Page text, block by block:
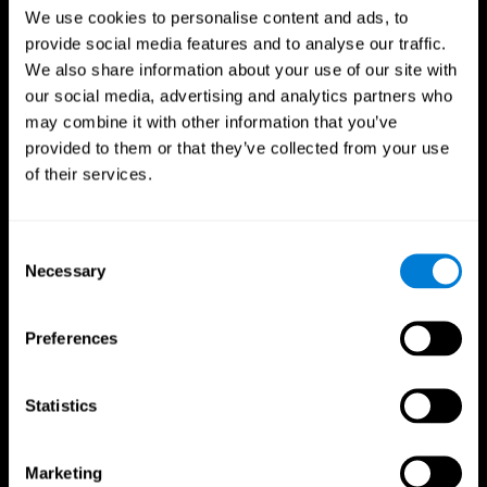
We use cookies to personalise content and ads, to
provide social media features and to analyse our traffic.
We also share information about your use of our site with
our social media, advertising and analytics partners who
may combine it with other information that you’ve
provided to them or that they’ve collected from your use
of their services.
Selection
Necessary
Preferences
Statistics
Marketing
اتخاذ القرار بشكل أسرع
المعرفي يمكن أن يحسن بشكل كبير قدرات الرياضيين على
اتخاذ القرار، مما يمنحهم الأفضلية خلال لحظات اللعب
تحسين التركيز
أفادت دراسة في مجلة علم النفس الرياضي والتمارين الرياضية